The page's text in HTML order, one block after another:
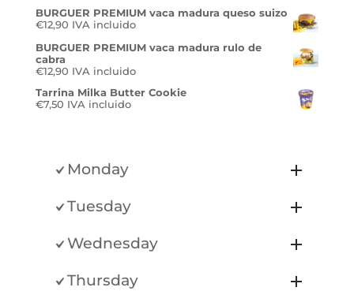
BURGUER PREMIUM vaca madura queso suizo
€12,90 IVA incluido
BURGUER PREMIUM vaca madura rulo de
cabra
€12,90 IVA incluido
Tarrina Milka Butter Cookie
€7,50 IVA incluido
Monday
Tuesday
Wednesday
Thursday